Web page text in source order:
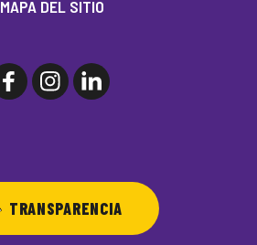
MAPA DEL SITIO
TRANSPARENCIA